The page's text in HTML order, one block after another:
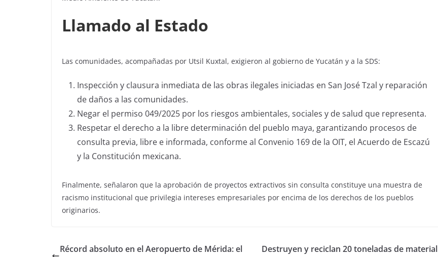
Llamado al Estado
Las comunidades, acompañadas por Utsil Kuxtal, exigieron al gobierno de Yucatán y a la SDS:
Inspección y clausura inmediata de las obras ilegales iniciadas en San José Tzal y reparación
de daños a las comunidades.
Negar el permiso 049/2025 por los riesgos ambientales, sociales y de salud que representa.
Respetar el derecho a la libre determinación del pueblo maya, garantizando procesos de
consulta previa, libre e informada, conforme al Convenio 169 de la OIT, el Acuerdo de Escazú
y la Constitución mexicana.
Finalmente, señalaron que la aprobación de proyectos extractivos sin consulta constituye una muestra de
racismo institucional que privilegia intereses empresariales por encima de los derechos de los pueblos
originarios.
Récord absoluto en el Aeropuerto de Mérida: el
Destruyen y reciclan 20 toneladas de material